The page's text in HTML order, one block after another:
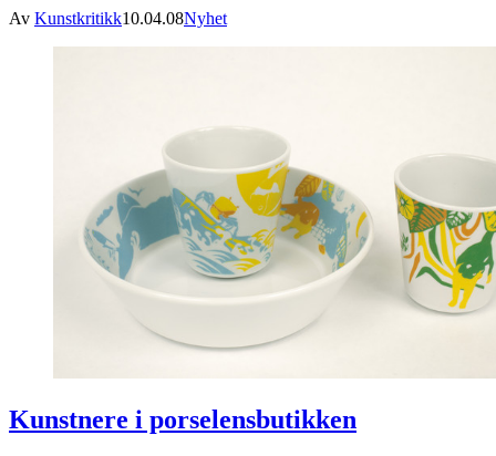
Av Kunstkritikk10.04.08Nyhet
Kunstnere i porselensbutikken